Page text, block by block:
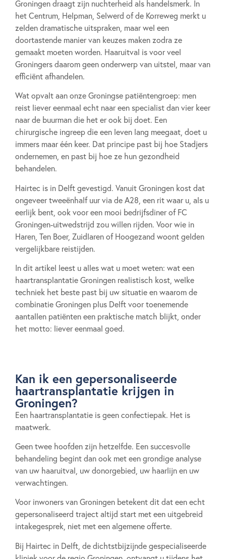
Groningen draagt zijn nuchterheid als handelsmerk. In
het Centrum, Helpman, Selwerd of de Korreweg merkt u
zelden dramatische uitspraken, maar wel een
doortastende manier van keuzes maken zodra ze
gemaakt moeten worden. Haaruitval is voor veel
Groningers daarom geen onderwerp van uitstel, maar van
efficiënt afhandelen.
Wat opvalt aan onze Groningse patiëntengroep: men
reist liever eenmaal echt naar een specialist dan vier keer
naar de buurman die het er ook bij doet. Een
chirurgische ingreep die een leven lang meegaat, doet u
immers maar één keer. Dat principe past bij hoe Stadjers
ondernemen, en past bij hoe ze hun gezondheid
behandelen.
Hairtec is in Delft gevestigd. Vanuit Groningen kost dat
ongeveer tweeënhalf uur via de A28, een rit waar u, als u
eerlijk bent, ook voor een mooi bedrijfsdiner of FC
Groningen-uitwedstrijd zou willen rijden. Voor wie in
Haren, Ten Boer, Zuidlaren of Hoogezand woont gelden
vergelijkbare reistijden.
In dit artikel leest u alles wat u moet weten: wat een
haartransplantatie Groningen realistisch kost, welke
techniek het beste past bij uw situatie en waarom de
combinatie Groningen plus Delft voor toenemende
aantallen patiënten een praktische match blijkt, onder
het motto: liever eenmaal goed.
Kan ik een gepersonaliseerde
haartransplantatie krijgen in
Groningen?
Een haartransplantatie is geen confectiepak. Het is
maatwerk.
Geen twee hoofden zijn hetzelfde. Een succesvolle
behandeling begint dan ook met een grondige analyse
van uw haaruitval, uw donorgebied, uw haarlijn en uw
verwachtingen.
Voor inwoners van Groningen betekent dit dat een echt
gepersonaliseerd traject altijd start met een uitgebreid
intakegesprek, niet met een algemene offerte.
Bij Hairtec in Delft, de dichtstbijzijnde gespecialiseerde